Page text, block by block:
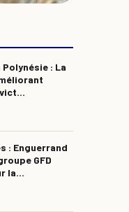
: La
: Enguerrand
GFD
la...